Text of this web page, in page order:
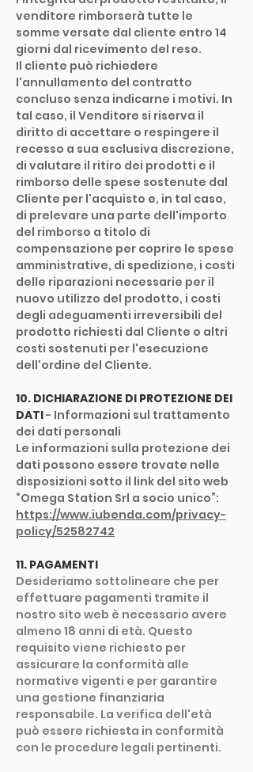
venditore rimborserà tutte le
somme versate dal cliente entro 14
giorni dal ricevimento del reso.
Il cliente può richiedere
l'annullamento del contratto
concluso senza indicarne i motivi. In
tal caso, il Venditore si riserva il
diritto di accettare o respingere il
recesso a sua esclusiva discrezione,
di valutare il ritiro dei prodotti e il
rimborso delle spese sostenute dal
Cliente per l'acquisto e, in tal caso,
di prelevare una parte dell'importo
del rimborso a titolo di
compensazione per coprire le spese
amministrative, di spedizione, i costi
delle riparazioni necessarie per il
nuovo utilizzo del prodotto, i costi
degli adeguamenti irreversibili del
prodotto richiesti dal Cliente o altri
costi sostenuti per l'esecuzione
dell'ordine del Cliente.
10. DICHIARAZIONE DI PROTEZIONE DEI
DATI- Informazioni sul trattamento
dei dati personali
Le informazioni sulla protezione dei
dati possono essere trovate nelle
disposizioni sotto il link del sito web
“Omega Station Srl a socio unico”:
https://www.iubenda.com/privacy-
policy/52582742
11. PAGAMENTI
Desideriamo sottolineare che per
effettuare pagamenti tramite il
nostro sito web è necessario avere
almeno 18 anni di età. Questo
requisito viene richiesto per
assicurare la conformità alle
normative vigenti e per garantire
una gestione finanziaria
responsabile. La verifica dell'età
può essere richiesta in conformità
con le procedure legali pertinenti.